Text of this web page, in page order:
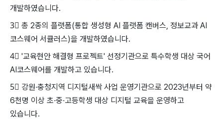
개발하였습니다.
3⃣ 총 2종의 플랫폼(통합 생성형 AI 플랫폼 캔버스, 정보교과 AI
코스웨어 서큘러스)을 개발하였습니다.
4⃣ '교육현안 해결형 프로젝트' 선정기관으로 특수학생 대상 국어
AI코스웨어를 개발하고 있습니다.
5⃣ 강원·충청지역 디지털새싹 사업 운영기관으로 2023년부터 약
6천명 이상 초·중·고등학생 대상 디지털 교육을 운영하고
있습니다.